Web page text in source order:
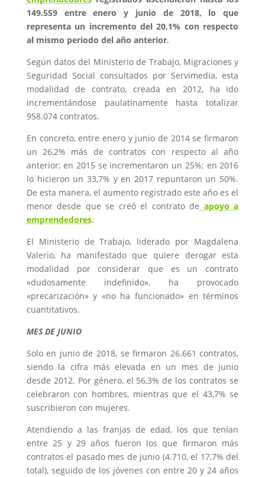
149.559 entre enero y junio de 2018, lo que
representa un incremento del 20,1% con respecto
al mismo periodo del año anterior.
Según datos del Ministerio de Trabajo, Migraciones y
Seguridad Social consultados por Servimedia, esta
modalidad de contrato, creada en 2012, ha ido
incrementándose paulatinamente hasta totalizar
958.074 contratos.
En concreto, entre enero y junio de 2014 se firmaron
un 26,2% más de contratos con respecto al año
anterior; en 2015 se incrementaron un 25%; en 2016
lo hicieron un 33,7% y en 2017 repuntaron un 50%.
De esta manera, el aumento registrado este año es el
menor desde que se creó el contrato de apoyo a
emprendedores.
El Ministerio de Trabajo, liderado por Magdalena
Valerio, ha manifestado que quiere derogar esta
modalidad por considerar que es un contrato
«dudosamente indefinido», ha provocado
«precarización» y «no ha funcionado» en términos
cuantitativos.
MES DE JUNIO
Solo en junio de 2018, se firmaron 26.661 contratos,
siendo la cifra más elevada en un mes de junio
desde 2012. Por género, el 56,3% de los contratos se
celebraron con hombres, mientras que el 43,7% se
suscribieron con mujeres.
Atendiendo a las franjas de edad, los que tenían
entre 25 y 29 años fueron los que firmaron más
contratos el pasado mes de junio (4.710, el 17,7% del
total), seguido de los jóvenes con entre 20 y 24 años